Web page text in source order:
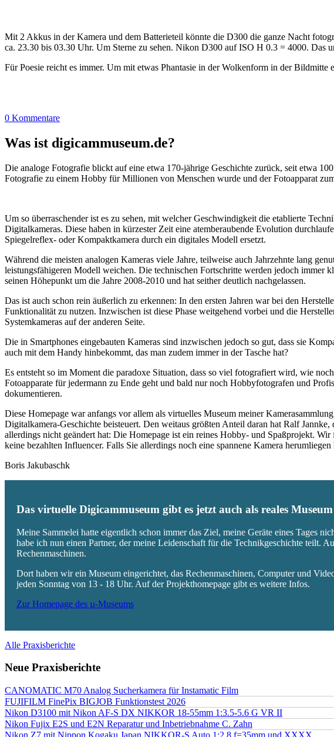
Mit 2 Akkus in der Kamera und dem Batterieteil könnte die D300 die ganze Nacht
ca. 23.30 bis 03.30 Uhr. Um Sterne zu sehen. Nikon D300 auf ISO H 0.3 = 4000. Das
Für Poesie reicht es immer. Um mit etwas Phantasie in der Wolkenform in der Bildmitte
0 Kommentare
Was ist digicammuseum.de?
Die analoge Fotografie blickt auf eine etwa 170-jährige Geschichte zurück, seit etwa
Fotografie zu einem Hobby für Millionen von Menschen wurde und der Fotoapparat
Um so überraschender ist es zu sehen, mit welcher Geschwindigkeit die etablierte
Digitalkameras. Diese haben in kürzester Zeit eine atemberaubende Evolution
Spiegelreflex- oder Kompaktkamera durch ein digitales Modell ersetzt.
Während die meisten analogen Kameras viele Jahre, teilweise auch Jahrzehnte lang
leistungsfähigeren Modell weichen. Die technischen Fortschritte werden jedoch immer
seinen Höhepunkt um die Jahre 2008-2010 und hat seither deutlich nachgelassen.
Das ist auch schon rein äußerlich zu erkennen: In den ersten Jahren war bei den
Funktionalität zu nutzen. Inzwischen ist diese Phase weitgehend vorbei und die
Systemkameras auf der anderen Seite.
Die in Smartphones eingebauten Kameras sind inzwischen jedoch so gut, dass sie
auch mit dem Handy hinbekommt, das man zudem immer in der Tasche hat?
Es entsteht so im Moment die paradoxe Situation, dass so viel fotografiert wird, wie
Fotoapparate für jedermann zu Ende geht und bald nur noch Hobbyfotografen und
dokumentieren.
Diese Homepage war anfangs vor allem als virtuelles Museum meiner
Digitalkamera-Geschichte beisteuert. Den weitaus größten Anteil daran hat Ralf
allerdings nicht geändert hat: Die Homepage ist ein reines Hobby- und Spaßprojekt.
keine bezahlten Influencer. Falls Sie allerdings noch eine spannene Kamera
Boris Jakubaschk
Das virtuelle Digicammuseum gibt es jetzt auch als reales Museum
Meine Sammelei hatte eigentlich schon immer das Ziel, meine Geräte eines Tages
habe ich nun einen Partner, der meine Leidenschaft für die Technikgeschichte teilt.
Rechenmaschinen.
Dort haben wir ein Museum eingerichtet, das Rechenmaschinen, Computer und
jeden Sonntag von 13 - 18 Uhr. Auf der Projekthomepage gibt es weitere Infos.
Zur Homepage des µ-Museums
Alle Praxisberichte
Neue Praxisberichte
CANOMATIC M70 Analog Sucherkamera für Instamatic Film
FUJIFILM FinePix BIGJOB Funktionstest 2026
Nikon D3100 mit Nikon AF-S DX NIKKOR 18-55mm 1:3.5-5.6 G VR II
Nikon Fujix E2S und E2N Reparatur und Inbetriebnahme C. Zahn
Nikon Z7 mit Nippon Kogaku Japan NIKKOR-S Auto 1:2.8 f=35mm und XXXX